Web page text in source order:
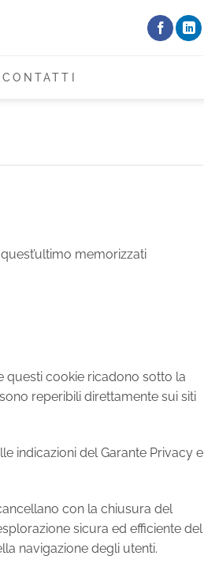
CONTATTI
memorizzati
questi cookie ricadono sotto la
reperibili direttamente sui siti
indicazioni del Garante Privacy e
con la chiusura del
sicura ed efficiente del
navigazione degli utenti.